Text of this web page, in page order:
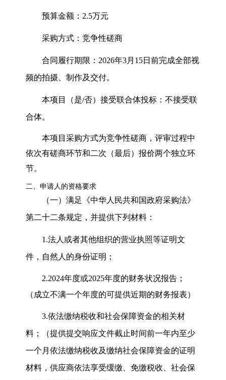
预算金额： 2.5万元
采购方式：竞争性磋商
合同履行期限： 2026年3月 15日前完成全部视
频的拍摄、制作及交付。
本项目（是/否）接受联合体投标：不接受联
合体。
本项目采购方式为竞争性磋商，评审过程中
依次有磋商环节和二次（最后）报价两个独立环
节。
二、申请人的资格要求
（一）满足《中华人民共和国政府采购法》
第二十二条规定，并提供下列材料：
1.法人或者其他组织的营业执照等证明文
件，自然人的身份证明；
2.2024年度或2025年度的财务状况报告；
（成立不满一个年度的可提供近期的财务报表）
3.依法缴纳税收和社会保障资金的相关材
料；（提供提交响应文件截止时间前一年内至少
一个月依法缴纳税收及缴纳社会保障资金的证明
材料，供应商依法享受缓缴、免缴税收、社会保